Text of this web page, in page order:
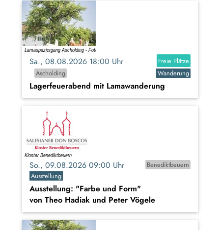
Sa., 08.08.2026 18:00 Uhr
Freie Plätze
Ascholding
Wanderung
Lagerfeuerabend mit Lamawanderung
So., 09.08.2026 09:00 Uhr
Benediktbeuern
Ausstellung
Ausstellung: "Farbe und Form"
von Theo Hadiak und Peter Vögele